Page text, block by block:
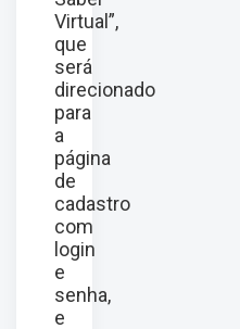
Virtual”,
que
será
direcionado
para
a
página
de
cadastro
com
login
e
senha,
e